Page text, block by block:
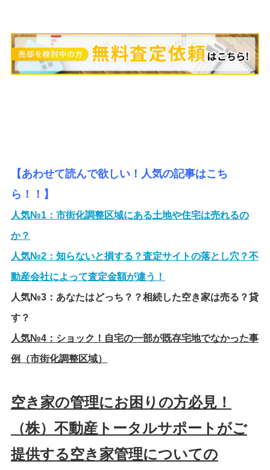
【あわせて読んで欲しい！人気の記事はこち
ら！！】
人気№1： 市街化調整区域にある土地や住宅は売れるの
か？
人気№2： 知らないと損する？査定サイトの落とし穴？不
動産会社によって査定金額が違う！
人気№3： あなたはどっち？？相続した空き家は売る？貸
す？
人気№4： ショック！自宅の一部が既存宅地でなかった事
例（市街化調整区域）
空き家の管理にお困りの方必見！
（株）不動産トータルサポートがご
提供する空き家管理についての